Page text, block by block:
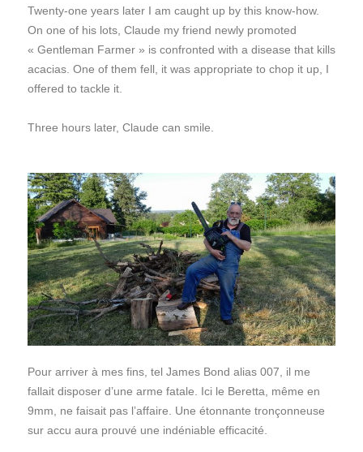
Twenty-one years later I am caught up by this know-how.
On one of his lots, Claude my friend newly promoted
« Gentleman Farmer » is confronted with a disease that kills
acacias. One of them fell, it was appropriate to chop it up, I
offered to tackle it.
Three hours later, Claude can smile.
Pour arriver à mes fins, tel James Bond alias 007, il me
fallait disposer d’une arme fatale. Ici le Beretta, même en
9mm, ne faisait pas l’affaire. Une étonnante tronçonneuse
sur accu aura prouvé une indéniable efficacité.